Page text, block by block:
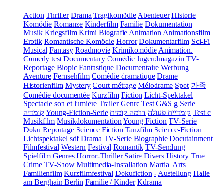
Action Thriller Drama TragikomödieAbenteuer Historie
Komödie Romanze Kinderfilm Familie Dokumentation
Musik Kriegsfilm Krimi BiografieAnimationAnimationsfilm
Erotik Romantische Komödie Horror Dokumentarfilm Sci-Fi
Musical Fantasy Roadmovie KrimikomödieAnimation.
Comedy test Documentary Comédie Jugendmagazin TV-
Reportage Biopic Fantastique Documentaire Werbung
Aventure Fernsehfilm Comédie dramatique Drame
Historienfilm Mystery Court métrage Mélodrame Spot 가족
Comédie documentée Kurzfilm Fiction Licht-Spektakel
Spectacle son et lumière Trailer Genre Test G&S g Serie
קומדיה Young-Fiction-Serie קומדיית פעולה דרמה קומית
Test c
Musikfilm MusikdokumentationYoung Fiction TV-Serie
Doku Reportage Science Fiction Tanzfilm Science-Fiction
Lichtspektakel sdf Drama TV-Serie Biographie Docutainment
Filmfestival Western Festival Romantik TV-Sendung
Spielfilm Genres Horror-Thriller Satire Divers History True
Crime TV-Show Multimedia-Installation Martial Arts
Familienfilm Kurzfilmfestival Dokufiction -Austellung Halle
am Berghain Berlin Familie / Kinder Kdrama